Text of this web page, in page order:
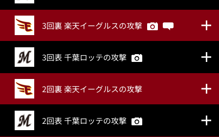
3回裏 楽天イーグルスの攻撃
3回表 千葉ロッテの攻撃
2回裏 楽天イーグルスの攻撃
2回表 千葉ロッテの攻撃